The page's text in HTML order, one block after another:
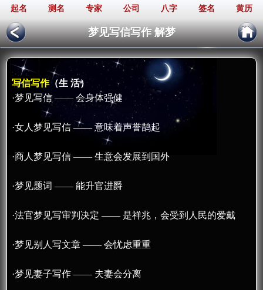
起名 测名 专家 公司 八字 签名 黄历
梦见写信写作 解梦
写信写作（生 活）
·梦见写信 —— 会身体强健
·女人梦见写信 —— 意味着声誉鹊起
·商人梦见写信 —— 生意会发展到国外
·梦见题词 —— 能升官进爵
·法官梦见写审判决定 —— 是祥兆，会受到人民的爱戴
·梦见别人写文章 —— 会忧虑重重
·梦见妻子写作 —— 夫妻会分离